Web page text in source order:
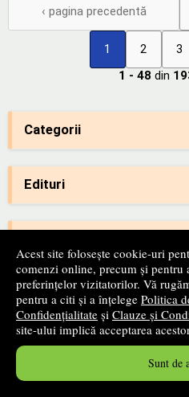
Acest site folosește cookie-uri
comenzi online, precum și pentru
preferințelor vizitatorilor. Vă
pentru a citi și a înțelege Politica
Confidențialitate și Clauze și
site-ului implică acceptarea
Sunt de
Categorii
Edituri
SAL
‹ pagina precedentă
1 2 3
1 - 48 din